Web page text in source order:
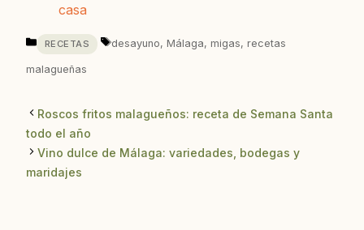
casa
Categorías
RECETAS Etiquetas
desayuno, Málaga, migas, recetas
malagueñas
Roscos fritos malagueños: receta de Semana Santa
todo el año
Vino dulce de Málaga: variedades, bodegas y
maridajes